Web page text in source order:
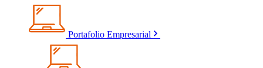
Portafolio Empresarial